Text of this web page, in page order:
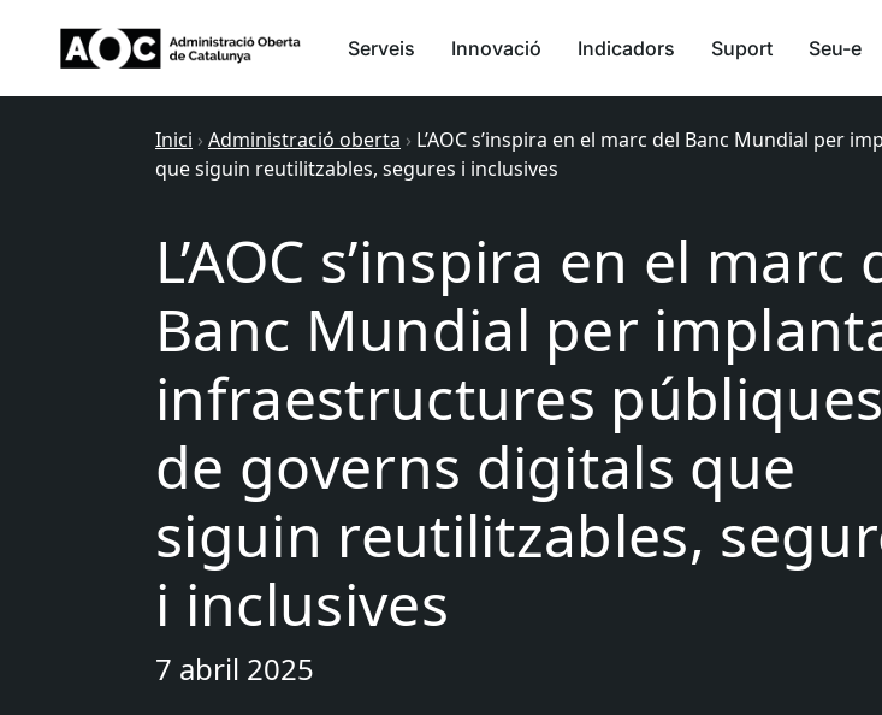
Serveis Innovació Indicadors Suport Seu-e
Inici › Administració oberta › L’AOC s’inspira en el marc del Banc Mundial per
que siguin reutilitzables, segures i inclusives
L’AOC s’inspira en el marc
Banc Mundial per
infraestructures públiques
de governs digitals que
siguin reutilitzables,
i inclusives
7 abril 2025